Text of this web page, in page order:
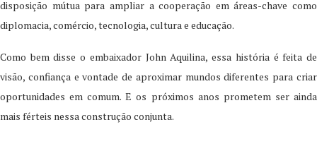
disposição mútua para ampliar a cooperação em áreas-chave como
diplomacia, comércio, tecnologia, cultura e educação.
Como bem disse o embaixador John Aquilina, essa história é feita de
visão, confiança e vontade de aproximar mundos diferentes para criar
oportunidades em comum. E os próximos anos prometem ser ainda
mais férteis nessa construção conjunta.